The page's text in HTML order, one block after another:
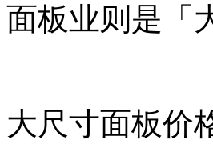
面板业则是「
大尺寸面板价